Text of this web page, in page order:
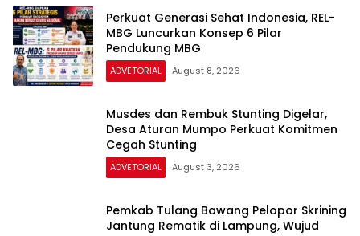
Perkuat Generasi Sehat Indonesia, REL-
MBG Luncurkan Konsep 6 Pilar
Pendukung MBG
ADVETORIAL August 8, 2026
Musdes dan Rembuk Stunting Digelar,
Desa Aturan Mumpo Perkuat Komitmen
Cegah Stunting
ADVETORIAL August 3, 2026
Pemkab Tulang Bawang Pelopor Skrining
Jantung Rematik di Lampung, Wujud